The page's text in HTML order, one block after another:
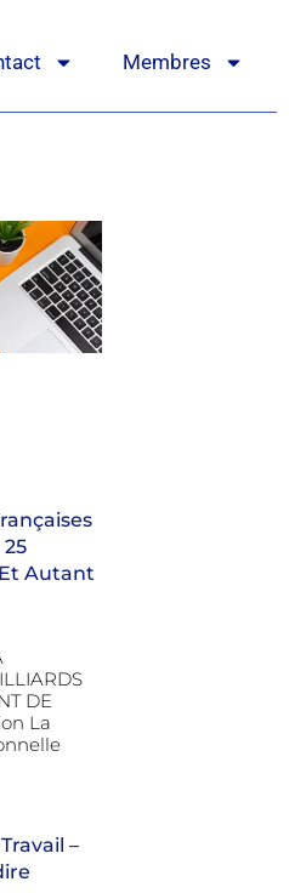
Membres
Autant
DE
La
–